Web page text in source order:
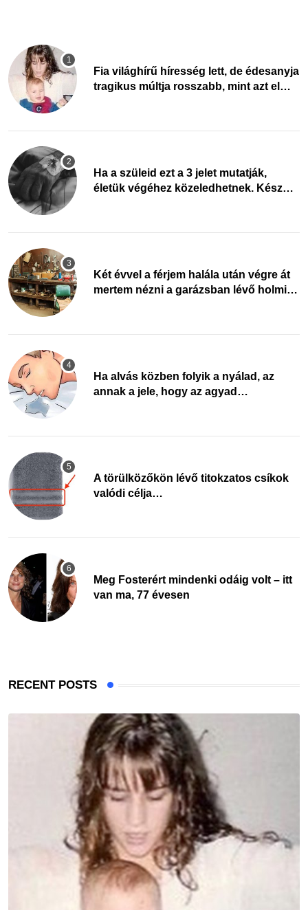
Fia világhírű híresség lett, de édesanyja
tragikus múltja rosszabb, mint azt el
Ha a szüleid ezt a 3 jelet mutatják,
életük végéhez közeledhetnek. Készülj
Két évvel a férjem halála után végre át
mertem nézni a garázsban lévő holmiját
Ha alvás közben folyik a nyálad, az
annak a jele, hogy az agyad…
A törülközőkön lévő titokzatos csíkok
valódi célja…
Meg Fosterért mindenki odáig volt – itt
van ma, 77 évesen
RECENT POSTS